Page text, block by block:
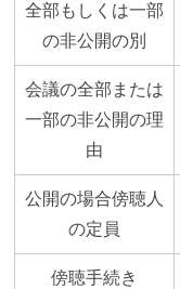
全部もしくは一部
の非公開の別
会議の全部または
一部の非公開の理
由
公開の場合傍聴人
の定員
傍聴手続き